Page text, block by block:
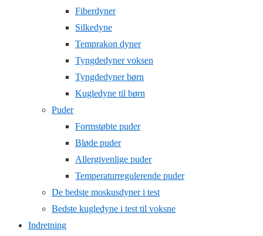
Fiberdyner
Silkedyne
Temprakon dyner
Tyngdedyner voksen
Tyngdedyner børn
Kugledyne til børn
Puder
Formstøbte puder
Bløde puder
Allergivenlige puder
Temperaturregulerende puder
De bedste moskusdyner i test
Bedste kugledyne i test til voksne
Indretning